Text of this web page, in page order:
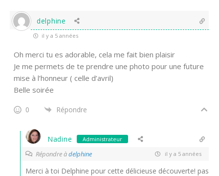
delphine
il y a 5 années
Oh merci tu es adorable, cela me fait bien plaisir
Je me permets de te prendre une photo pour une future
mise à l’honneur ( celle d’avril)
Belle soirée
0 Répondre
Nadine Administrateur
Répondre àdelphine il y a 5 années
Merci à toi Delphine pour cette délicieuse découverte! pas